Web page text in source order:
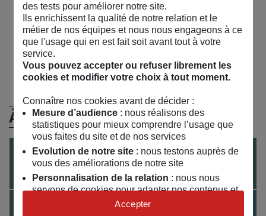
Retrouvez Les Tréteaux de France sur :
À venir
KiLLT – La Mare à sorcières
du 17/02/2027au20/02 /2027
ARTS VIVANTS TOUT PUBLIC 9 ANS +
04/2027
TOUT PUBLIC
des tests pour améliorer notre site.
Ils enrichissent la qualité de notre relation et le
métier de nos équipes et nous nous engageons à ce
que l'usage qui en est fait soit avant tout à votre
service.
Vous pouvez accepter ou refuser librement les
cookies et modifier votre choix à tout moment.
Connaître nos cookies avant de décider :
Mesure d’audience: nous réalisons des
statistiques pour mieux comprendre l’usage que
vous faites du site et de nos services
Evolution de notre site: nous testons auprès de
vous des améliorations de notre site
Personnalisation de la relation : nous nous
servons de cookies pour adapter nos contenus et
personnaliser nos offresAccepter